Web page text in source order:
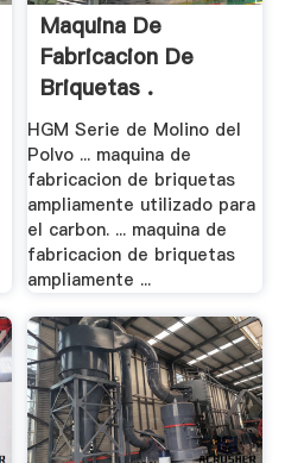
Maquina De
Fabricacion De
Briquetas .
HGM Serie de Molino del
Polvo ... maquina de
fabricacion de briquetas
ampliamente utilizado para
el carbon. ... maquina de
fabricacion de briquetas
ampliamente ...